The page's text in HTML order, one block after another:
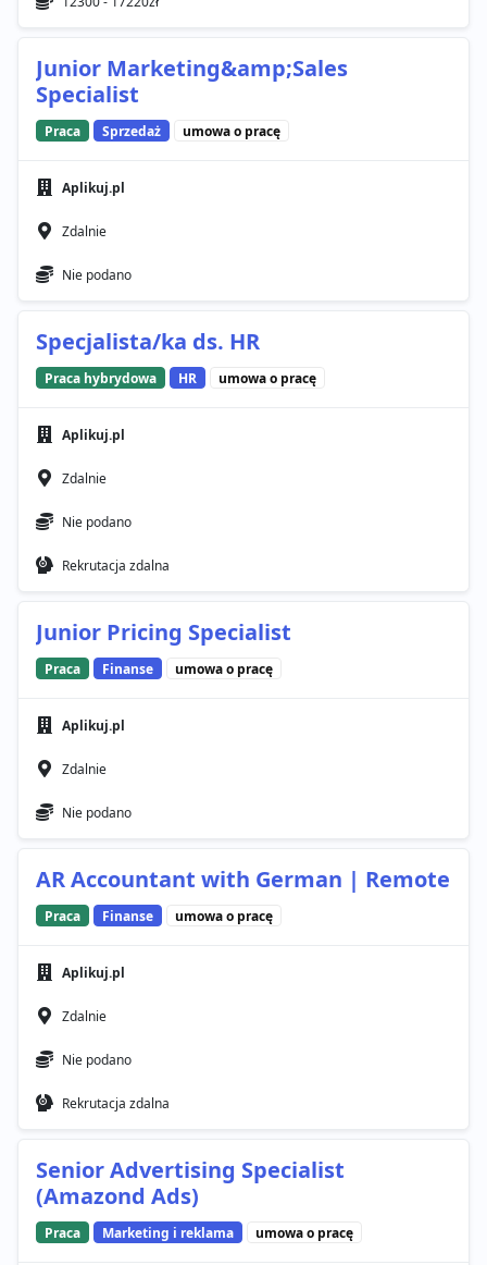
Junior Marketing&amp;Sales
Specialist
Praca Sprzedaż umowa o pracę
Aplikuj.pl
Zdalnie
Nie podano
Specjalista/ka ds. HR
Praca hybrydowa HR umowa o pracę
Aplikuj.pl
Zdalnie
Nie podano
Rekrutacja zdalna
Junior Pricing Specialist
Praca Finanse umowa o pracę
Aplikuj.pl
Zdalnie
Nie podano
AR Accountant with German | Remote
Praca Finanse umowa o pracę
Aplikuj.pl
Zdalnie
Nie podano
Rekrutacja zdalna
Senior Advertising Specialist
(Amazond Ads)
Praca Marketing i reklama umowa o pracę